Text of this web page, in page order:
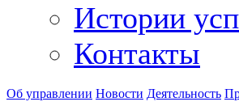
Истории
Контакты
Об управлении Новости Деятельность